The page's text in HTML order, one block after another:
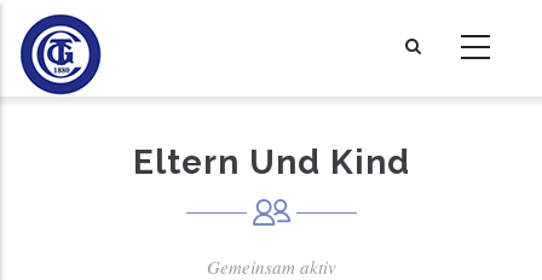
Direkt
zum
Inhalt
Eltern Und Kind
Gemeinsam aktiv